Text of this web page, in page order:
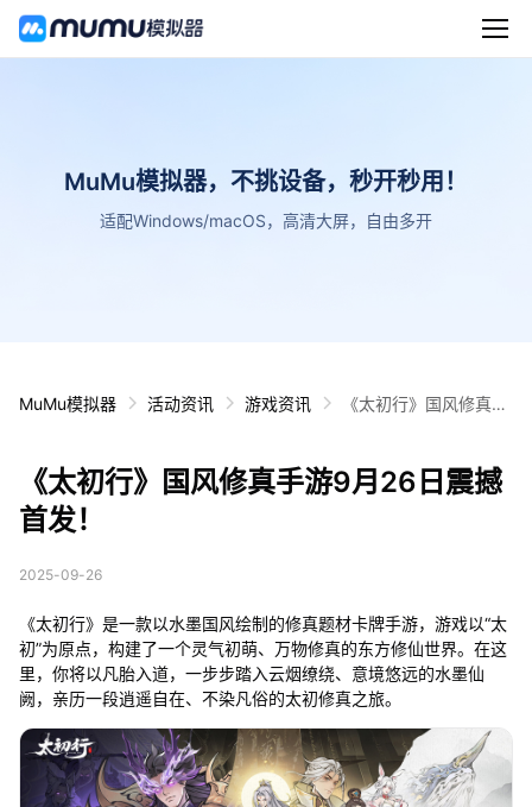
MuMu模拟器，不挑设备，秒开秒用！
适配Windows/macOS，高清大屏，自由多开
MuMu模拟器 活动资讯 游戏资讯
《太初行》国风修真手
《太初行》国风修真手游9月26日震撼
首发！
2025-09-26
《太初行》是一款以水墨国风绘制的修真题材卡牌手游，游戏以“太
初”为原点，构建了一个灵气初萌、万物修真的东方修仙世界。在这
里，你将以凡胎入道，一步步踏入云烟缭绕、意境悠远的水墨仙
阙，亲历一段逍遥自在、不染凡俗的太初修真之旅。